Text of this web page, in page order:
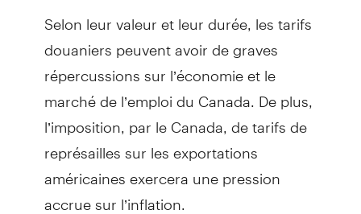
Selon leur valeur et leur durée, les tarifs
douaniers peuvent avoir de graves
répercussions sur l’économie et le
marché de l’emploi du Canada. De plus,
l’imposition, par le Canada, de tarifs de
représailles sur les exportations
américaines exercera une pression
accrue sur l’inflation.